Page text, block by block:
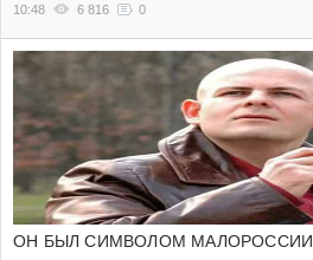
10:48 6 816 0
ОН БЫЛ СИМВОЛОМ МАЛОРОССИИ